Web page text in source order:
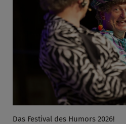
Das Festival des Humors 2026!